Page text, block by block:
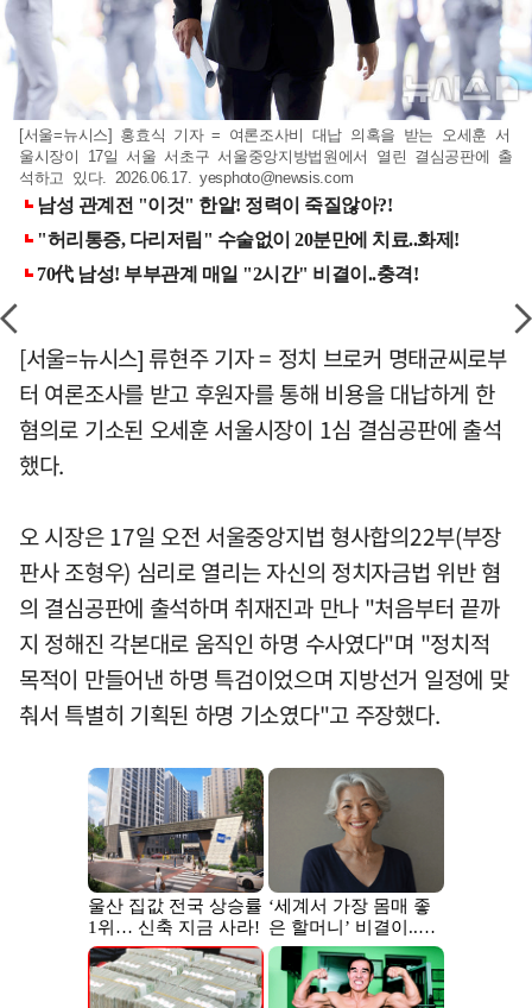
[서울=뉴시스] 홍효식 기자 = 여론조사비 대납 의혹을 받는 오세훈 서
울시장이 17일 서울 서초구 서울중앙지방법원에서 열린 결심공판에 출
석하고 있다. 2026.06.17. yesphoto@newsis.com
[서울=뉴시스] 류현주 기자 = 정치 브로커 명태균씨로부
터 여론조사를 받고 후원자를 통해 비용을 대납하게 한
혐의로 기소된 오세훈 서울시장이 1심 결심공판에 출석
했다.
오 시장은 17일 오전 서울중앙지법 형사합의22부(부장
판사 조형우) 심리로 열리는 자신의 정치자금법 위반 혐
의 결심공판에 출석하며 취재진과 만나 "처음부터 끝까
지 정해진 각본대로 움직인 하명 수사였다"며 "정치적
목적이 만들어낸 하명 특검이었으며 지방선거 일정에 맞
춰서 특별히 기획된 하명 기소였다"고 주장했다.